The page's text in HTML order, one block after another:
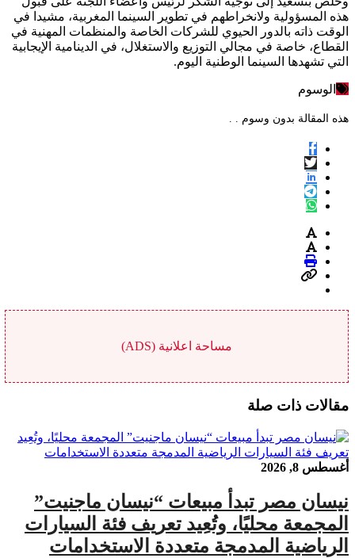
هذه المسؤولية ولانخراطهم في تطوير السينما المغربية، مشيدا في
الوقت ذاته بالدور الحيوي للشركات الخاصة والمنظمات المهنية في
القطاع، خاصة في مجالي التوزيع والاستغلال، في الدينامية الإيجابية
التي تشهدها السينما الوطنية اليوم.
الوسوم
هذه المقالة بدون وسوم . .
مساحة اعلانية (ADS)
مقالات ذات صلة
أغسطس 8, 2026
نيسان مصر تبدأ مبيعات “نيسان ماجنيت”
المجمعة محليًا، وتُعِيد تعريف فئة السيارات
الرياضية المدمجة متعددة الاستخدامات